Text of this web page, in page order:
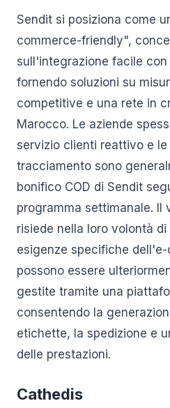
Sendit si posiziona come
commerce-friendly",
sull'integrazione facile con
fornendo soluzioni su
competitive e una rete in
Marocco. Le aziende
servizio clienti reattivo e
tracciamento sono
bonifico COD di Sendit
programma settimanale. Il
risiede nella loro volontà
esigenze specifiche
possono essere
gestite tramite una
consentendo la
etichette, la spedizione e
delle prestazioni.
Cathedis